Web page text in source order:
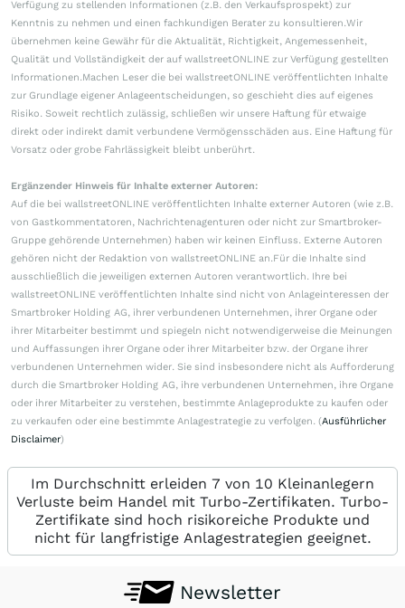
Verfügung zu stellenden Informationen (z.B. den Verkaufsprospekt) zur
Kenntnis zu nehmen und einen fachkundigen Berater zu konsultieren.Wir
übernehmen keine Gewähr für die Aktualität, Richtigkeit, Angemessenheit,
Qualität und Vollständigkeit der auf wallstreetONLINE zur Verfügung gestellten
Informationen.Machen Leser die bei wallstreetONLINE veröffentlichten Inhalte
zur Grundlage eigener Anlageentscheidungen, so geschieht dies auf eigenes
Risiko. Soweit rechtlich zulässig, schließen wir unsere Haftung für etwaige
direkt oder indirekt damit verbundene Vermögensschäden aus. Eine Haftung für
Vorsatz oder grobe Fahrlässigkeit bleibt unberührt.
Ergänzender Hinweis für Inhalte externer Autoren:
Auf die bei wallstreetONLINE veröffentlichten Inhalte externer Autoren (wie z.B.
von Gastkommentatoren, Nachrichtenagenturen oder nicht zur Smartbroker-
Gruppe gehörende Unternehmen) haben wir keinen Einfluss. Externe Autoren
gehören nicht der Redaktion von wallstreetONLINE an.Für die Inhalte sind
ausschließlich die jeweiligen externen Autoren verantwortlich. Ihre bei
wallstreetONLINE veröffentlichten Inhalte sind nicht von Anlageinteressen der
Smartbroker Holding AG, ihrer verbundenen Unternehmen, ihrer Organe oder
ihrer Mitarbeiter bestimmt und spiegeln nicht notwendigerweise die Meinungen
und Auffassungen ihrer Organe oder ihrer Mitarbeiter bzw. der Organe ihrer
verbundenen Unternehmen wider. Sie sind insbesondere nicht als Aufforderung
durch die Smartbroker Holding AG, ihre verbundenen Unternehmen, ihre Organe
oder ihrer Mitarbeiter zu verstehen, bestimmte Anlageprodukte zu kaufen oder
zu verkaufen oder eine bestimmte Anlagestrategie zu verfolgen. (Ausführlicher
Disclaimer)
Im Durchschnitt erleiden 7 von 10 Kleinanlegern
Verluste beim Handel mit Turbo-Zertifikaten. Turbo-
Zertifikate sind hoch risikoreiche Produkte und
nicht für langfristige Anlagestrategien geeignet.
Newsletter